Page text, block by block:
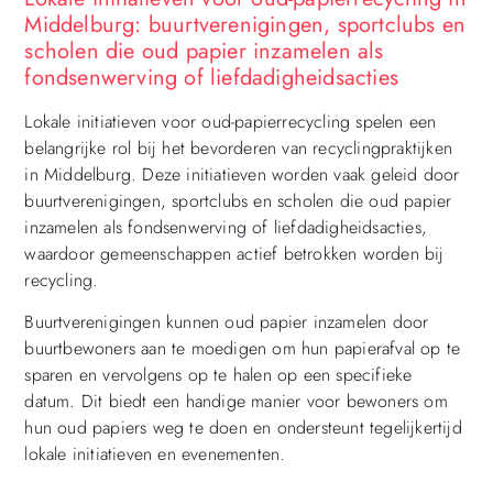
Middelburg: buurtverenigingen, sportclubs en
scholen die oud papier inzamelen als
fondsenwerving of liefdadigheidsacties
Lokale initiatieven voor oud-papierrecycling spelen een
belangrijke rol bij het bevorderen van recyclingpraktijken
in Middelburg. Deze initiatieven worden vaak geleid door
buurtverenigingen, sportclubs en scholen die oud papier
inzamelen als fondsenwerving of liefdadigheidsacties,
waardoor gemeenschappen actief betrokken worden bij
recycling.
Buurtverenigingen kunnen oud papier inzamelen door
buurtbewoners aan te moedigen om hun papierafval op te
sparen en vervolgens op te halen op een specifieke
datum. Dit biedt een handige manier voor bewoners om
hun oud papiers weg te doen en ondersteunt tegelijkertijd
lokale initiatieven en evenementen.